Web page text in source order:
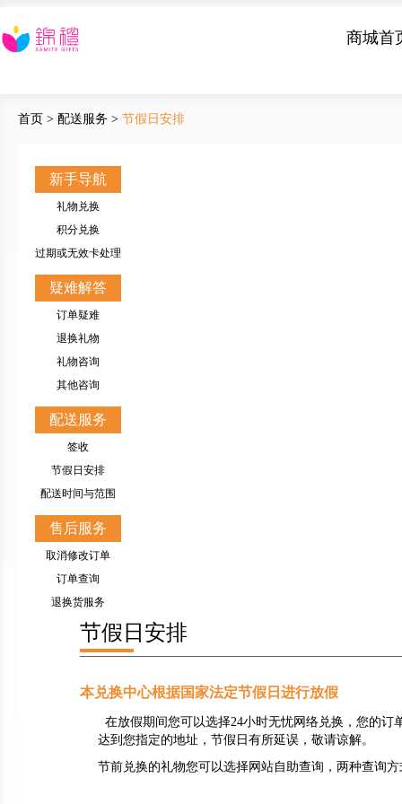
商城首
首页 > 配送服务 > 节假日安排
新手导航
礼物兑换
积分兑换
过期或无效卡处理
疑难解答
订单疑难
退换礼物
礼物咨询
其他咨询
配送服务
签收
节假日安排
配送时间与范围
售后服务
取消修改订单
订单查询
退换货服务
节假日安排
本兑换中心根据国家法定节假日进行放假
在放假期间您可以选择24小时无忧网络兑换，您的
达到您指定的地址，节假日有所延误，敬请谅解。
节前兑换的礼物您可以选择网站自助查询，两种查询